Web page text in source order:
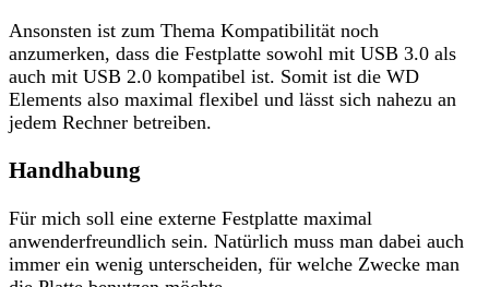
Ansonsten ist zum Thema Kompatibilität noch
anzumerken, dass die Festplatte sowohl mit USB 3.0 als
auch mit USB 2.0 kompatibel ist. Somit ist die WD
Elements also maximal flexibel und lässt sich nahezu an
jedem Rechner betreiben.
Handhabung
Für mich soll eine externe Festplatte maximal
anwenderfreundlich sein. Natürlich muss man dabei auch
immer ein wenig unterscheiden, für welche Zwecke man